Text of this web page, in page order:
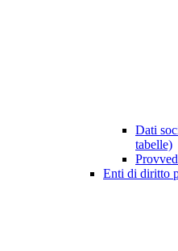
Dati
tabelle)
Enti di diritto